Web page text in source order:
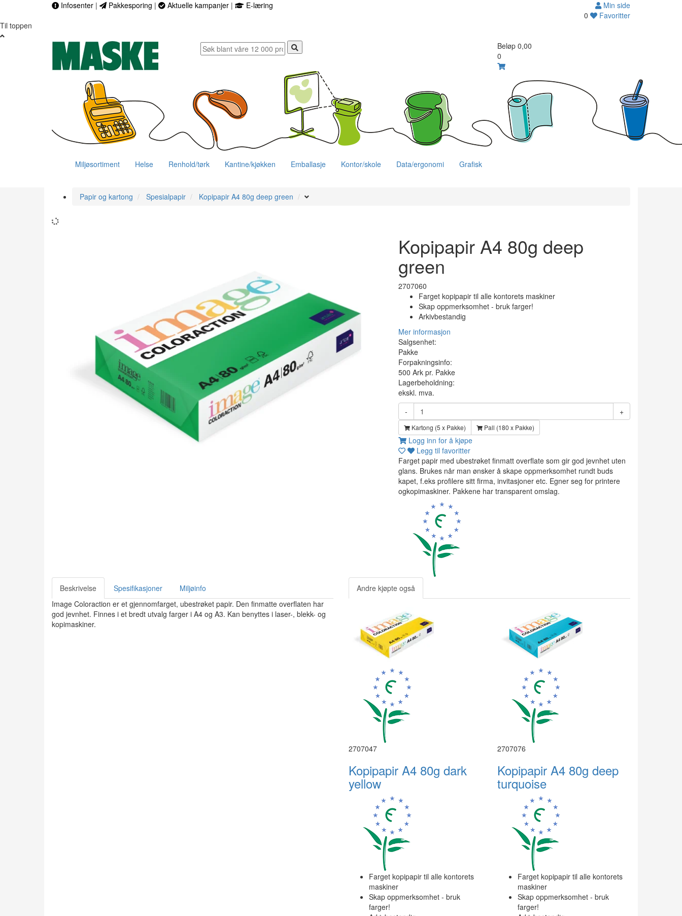
Infosenter | Pakkesporing | Aktuelle kampanjer | E-læring
Min side
0
Favoritter
Til toppen
Beløp 0,00
0
Miljøsortiment Helse Renhold/tørk Kantine/kjøkken Emballasje Kontor/skole Data/ergonomi Grafisk
Papir og kartong Spesialpapir Kopipapir A4 80g deep green
Kopipapir A4 80g deep
green
2707060
Farget kopipapir til alle kontorets maskiner
Skap oppmerksomhet - bruk farger!
Arkivbestandig
Mer informasjon
Salgsenhet:
Pakke
Forpakningsinfo:
500 Ark pr. Pakke
Lagerbeholdning:
ekskl. mva.
-
+
Kartong (5 x Pakke) Pall (180 x Pakke)
Logg inn for å kjøpe
Legg til favoritter
Farget papir med ubestrøket finmatt overflate som gir god jevnhet uten
glans. Brukes når man ønsker å skape oppmerksomhet rundt buds
kapet, f.eks profilere sitt firma, invitasjoner etc. Egner seg for printere
ogkopimaskiner. Pakkene har transparent omslag.
Beskrivelse Spesifikasjoner
Miljøinfo
Image Coloraction er et gjennomfarget, ubestrøket papir. Den finmatte overflaten har
god jevnhet. Finnes i et bredt utvalg farger i A4 og A3. Kan benyttes i laser-, blekk- og
kopimaskiner.
Andre kjøpte også
2707047
Kopipapir A4 80g dark
yellow
Farget kopipapir til alle kontorets
maskiner
Skap oppmerksomhet - bruk
farger!
2707076
Kopipapir A4 80g deep
turquoise
Farget kopipapir til alle kontorets
maskiner
Skap oppmerksomhet - bruk
farger!